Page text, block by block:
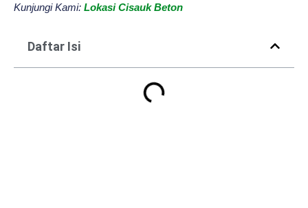
Kunjungi Kami: Lokasi Cisauk Beton
Daftar Isi